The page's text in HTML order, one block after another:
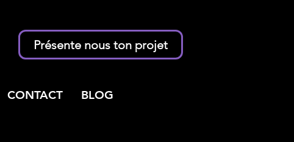
Présente nous ton projet
CONTACT BLOG